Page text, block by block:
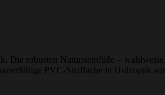
Die robusten Natursteinfüße –
PVC-Sitzfläche in Holzoptik